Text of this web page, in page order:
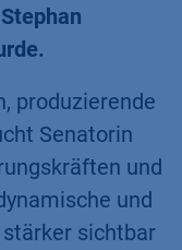
produzierende
Senatorin
und
und
sichtbar